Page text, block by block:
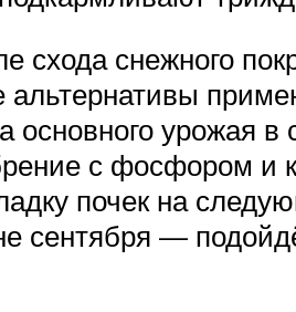
схода снежного
альтернативы
основного урожая
с фосфором и
почек на
сентября —